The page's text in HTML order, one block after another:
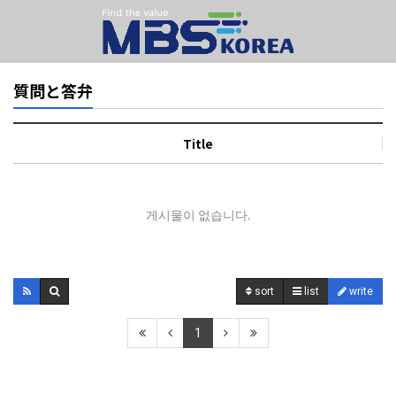
質問と答弁
Title
게시물이 없습니다.
sort list write
1